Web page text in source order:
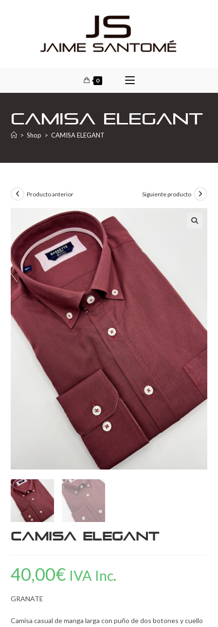
0
CAMISA ELEGANT
> Shop > CAMISA ELEGANT
Producto anterior Siguiente producto
CAMISA ELEGANT
40,00€ IVA Inc.
GRANATE
Camisa casual de manga larga con puño de dos botones y cuello